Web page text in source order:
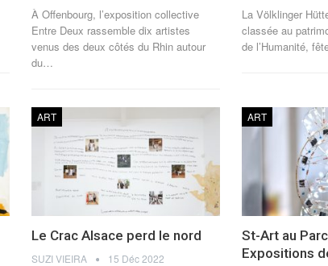
À Offenbourg, l’exposition collective
Entre Deux rassemble dix artistes
venus des deux côtés du Rhin autour
du…
La Völklinger
classée au
de l’Humanité,
ART
Le Crac Alsace perd le nord
SUZI VIEIRA 15 Déc 2022
ART
St-Art au
Expositions